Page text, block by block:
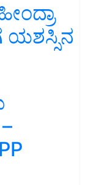
ಯಶಸ್ಸಿನ